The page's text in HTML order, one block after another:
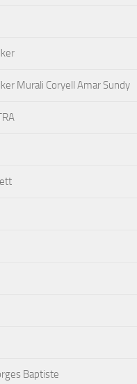
Murali Coryell Amar Sundy
Baptiste